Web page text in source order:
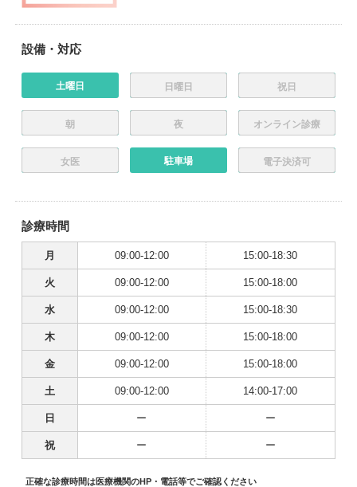
設備・対応
土曜日 日曜日 祝日
朝 夜 オンライン診療
女医 駐車場 電子決済可
診療時間
月 09:00-12:00 15:00-18:30
火 09:00-12:00 15:00-18:00
水 09:00-12:00 15:00-18:30
木 09:00-12:00 15:00-18:00
金 09:00-12:00 15:00-18:00
土 09:00-12:00 14:00-17:00
日 ー ー
祝 ー ー
正確な診療時間は医療機関のHP・電話等でご確認ください